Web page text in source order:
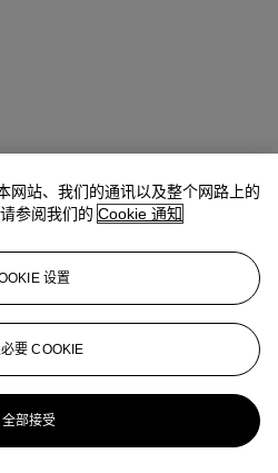
20 7389 2254
赫男爵珍藏
网站、我们的通讯以及整个网路上的
参阅我们的 Cookie 通知
设置
要 COOKIE
全部接受